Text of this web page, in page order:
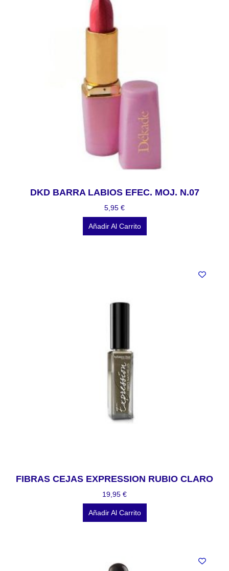
DKD BARRA LABIOS EFEC. MOJ. N.07
5,95 €
Añadir Al Carrito
FIBRAS CEJAS EXPRESSION RUBIO CLARO
19,95 €
Añadir Al Carrito